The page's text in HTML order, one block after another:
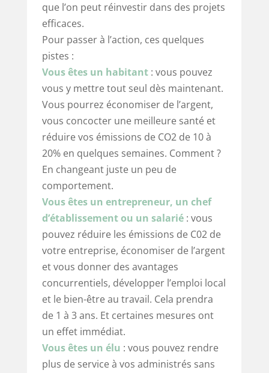
que l’on peut réinvestir dans des projets
efficaces.
Pour passer à l’action, ces quelques
pistes :
Vous êtes un habitant : vous pouvez
vous y mettre tout seul dès maintenant.
Vous pourrez économiser de l’argent,
vous concocter une meilleure santé et
réduire vos émissions de CO2 de 10 à
20% en quelques semaines. Comment ?
En changeant juste un peu de
comportement.
Vous êtes un entrepreneur, un chef
d’établissement ou un salarié : vous
pouvez réduire les émissions de C02 de
votre entreprise, économiser de l’argent
et vous donner des avantages
concurrentiels, développer l’emploi local
et le bien-être au travail. Cela prendra
de 1 à 3 ans. Et certaines mesures ont
un effet immédiat.
Vous êtes un élu : vous pouvez rendre
plus de service à vos administrés sans